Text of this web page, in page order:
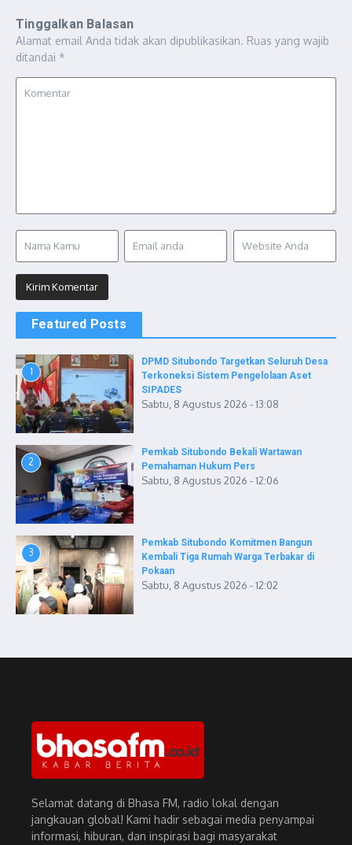
Tinggalkan Balasan
Alamat email Anda tidak akan dipublikasikan. Ruas yang wajib
ditandai *
Featured Posts
1
DPMD Situbondo Targetkan Seluruh Desa
Terkoneksi Sistem Pengelolaan Aset
SIPADES
Sabtu, 8 Agustus 2026 - 13:08
2
Pemkab Situbondo Bekali Wartawan
Pemahaman Hukum Pers
Sabtu, 8 Agustus 2026 - 12:06
3
Pemkab Situbondo Komitmen Bangun
Kembali Tiga Rumah Warga Terbakar di
Pokaan
Sabtu, 8 Agustus 2026 - 12:02
Selamat datang di Bhasa FM, radio lokal dengan
jangkauan global! Kami hadir sebagai media penyampai
informasi, hiburan, dan inspirasi bagi masyarakat